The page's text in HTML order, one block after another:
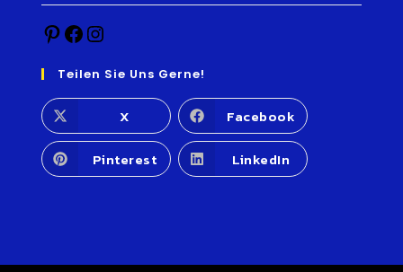
Teilen Sie Uns Gerne!
X Facebook
Pinterest LinkedIn